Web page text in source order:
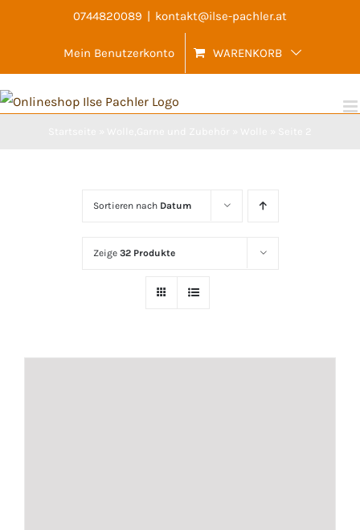
0744820089 | kontakt@ilse-pachler.at
Mein Benutzerkonto WARENKORB
Sortieren nach Datum
Zeige 32 Produkte